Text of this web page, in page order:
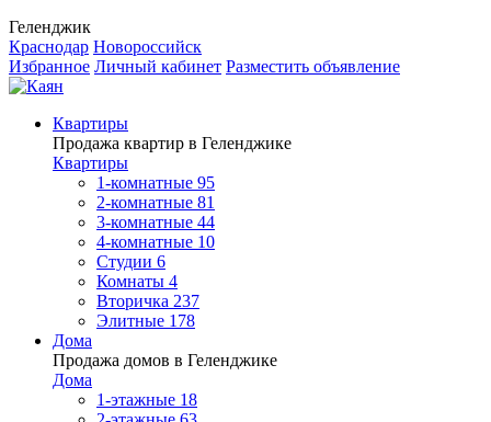
Геленджик
Краснодар Новороссийск
Избранное Личный кабинет Разместить объявление
Квартиры
Продажа квартир в Геленджике
Квартиры
1-комнатные 95
2-комнатные 81
3-комнатные 44
4-комнатные 10
Студии 6
Комнаты 4
Вторичка 237
Элитные 178
Дома
Продажа домов в Геленджике
Дома
1-этажные 18